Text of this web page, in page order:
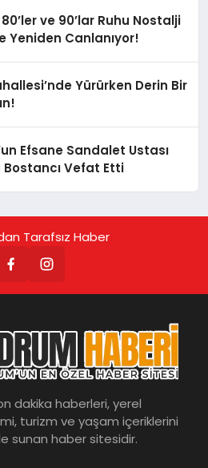
ve 90’lar Ruhu Nostalji
Yeniden Canlanıyor!
Yürürken Derin Bir
Efsane Sandalet Ustası
Vefat Etti
Tarafsız Haber
dakika haberleri, yerel
turizm ve yaşam içeriklerini
sunan haber sitesidir.